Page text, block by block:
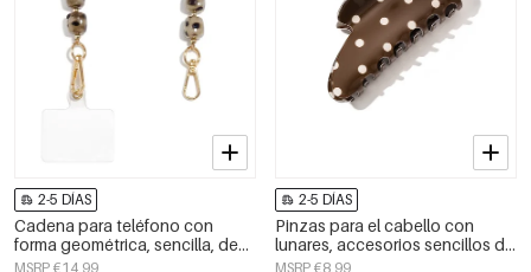
2-5 DÍAS
Cadena para teléfono con
forma geométrica, sencilla, de
acrílico, accesorio de uso
MSRP €14,99
2-5 DÍAS
Pinzas para el cabello con
lunares, accesorios sencillos de
PVC para uso diario
MSRP €8,99